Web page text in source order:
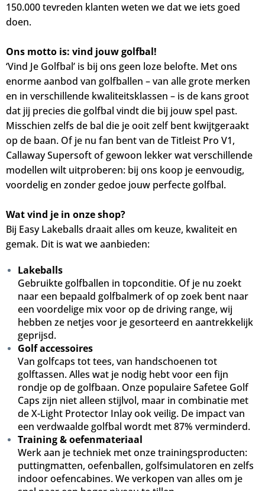
150.000 tevreden klanten weten we dat we iets goed
doen.
Ons motto is: vind jouw golfbal!
‘Vind Je Golfbal’ is bij ons geen loze belofte. Met ons
enorme aanbod van golfballen – van alle grote merken
en in verschillende kwaliteitsklassen – is de kans groot
dat jij precies die golfbal vindt die bij jouw spel past.
Misschien zelfs de bal die je ooit zelf bent kwijtgeraakt
op de baan. Of je nu fan bent van de Titleist Pro V1,
Callaway Supersoft of gewoon lekker wat verschillende
modellen wilt uitproberen: bij ons koop je eenvoudig,
voordelig en zonder gedoe jouw perfecte golfbal.
Wat vind je in onze shop?
Bij Easy Lakeballs draait alles om keuze, kwaliteit en
gemak. Dit is wat we aanbieden:
Lakeballs
Gebruikte golfballen in topconditie. Of je nu zoekt
naar een bepaald golfbalmerk of op zoek bent naar
een voordelige mix voor op de driving range, wij
hebben ze netjes voor je gesorteerd en aantrekkelijk
geprijsd.
Golf accessoires
Van golfcaps tot tees, van handschoenen tot
golftassen. Alles wat je nodig hebt voor een fijn
rondje op de golfbaan. Onze populaire Safetee Golf
Caps zijn niet alleen stijlvol, maar in combinatie met
de X-Light Protector Inlay ook veilig. De impact van
een verdwaalde golfbal wordt met 87% verminderd.
Training & oefenmateriaal
Werk aan je techniek met onze trainingsproducten:
puttingmatten, oefenballen, golfsimulatoren en zelfs
indoor oefencabines. We verkopen van alles om je